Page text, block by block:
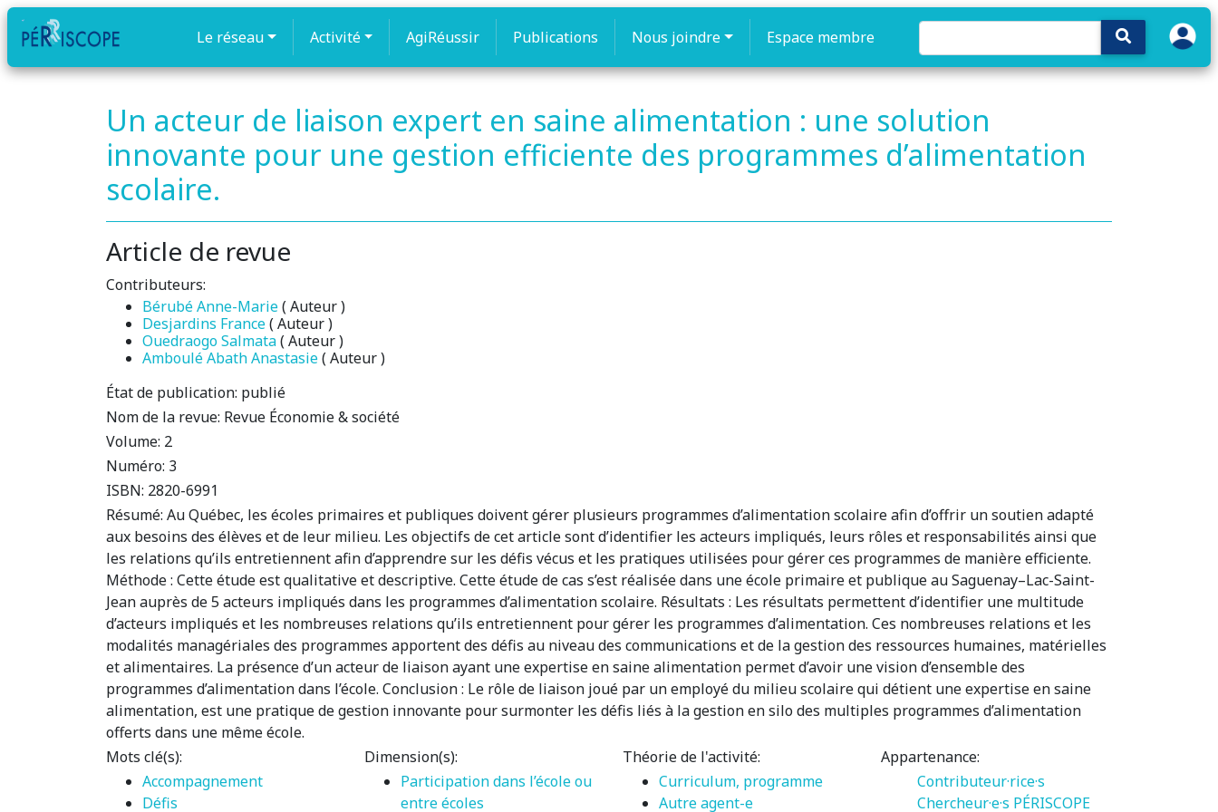
Le réseau Activité AgiRéussir Publications Nous joindre Espace membre
Un acteur de liaison expert en saine alimentation : une solution
innovante pour une gestion efficiente des programmes d’alimentation
scolaire.
Article de revue
Contributeurs:
Bérubé Anne-Marie( Auteur )
Desjardins France( Auteur )
Ouedraogo Salmata( Auteur )
Amboulé Abath Anastasie( Auteur )
État de publication: publié
Nom de la revue: Revue Économie & société
Volume: 2
Numéro: 3
ISBN: 2820-6991
Résumé: Au Québec, les écoles primaires et publiques doivent gérer plusieurs programmes d’alimentation scolaire afin d’offrir un soutien adapté
aux besoins des élèves et de leur milieu. Les objectifs de cet article sont d’identifier les acteurs impliqués, leurs rôles et responsabilités ainsi que
les relations qu’ils entretiennent afin d’apprendre sur les défis vécus et les pratiques utilisées pour gérer ces programmes de manière efficiente.
Méthode : Cette étude est qualitative et descriptive. Cette étude de cas s’est réalisée dans une école primaire et publique au Saguenay–Lac-Saint-
Jean auprès de 5 acteurs impliqués dans les programmes d’alimentation scolaire. Résultats : Les résultats permettent d’identifier une multitude
d’acteurs impliqués et les nombreuses relations qu’ils entretiennent pour gérer les programmes d’alimentation. Ces nombreuses relations et les
modalités managériales des programmes apportent des défis au niveau des communications et de la gestion des ressources humaines, matérielles
et alimentaires. La présence d’un acteur de liaison ayant une expertise en saine alimentation permet d’avoir une vision d’ensemble des
programmes d’alimentation dans l’école. Conclusion : Le rôle de liaison joué par un employé du milieu scolaire qui détient une expertise en saine
alimentation, est une pratique de gestion innovante pour surmonter les défis liés à la gestion en silo des multiples programmes d’alimentation
offerts dans une même école.
Mots clé(s):
Accompagnement
Défis
Dimension(s):
Participation dans l’école ou
entre écoles
Théorie de l'activité:
Curriculum, programme
Autre agent-e
Appartenance:
Contributeur·rice·s
Chercheur·e·s PÉRISCOPE